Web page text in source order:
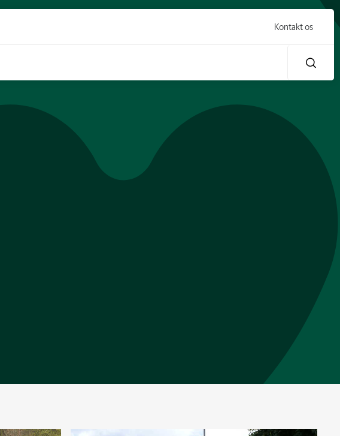
Kontakt os